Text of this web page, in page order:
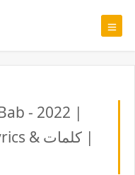
- 2022 |